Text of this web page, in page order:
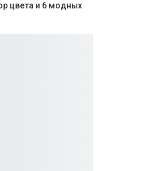
цвета и 6 модных